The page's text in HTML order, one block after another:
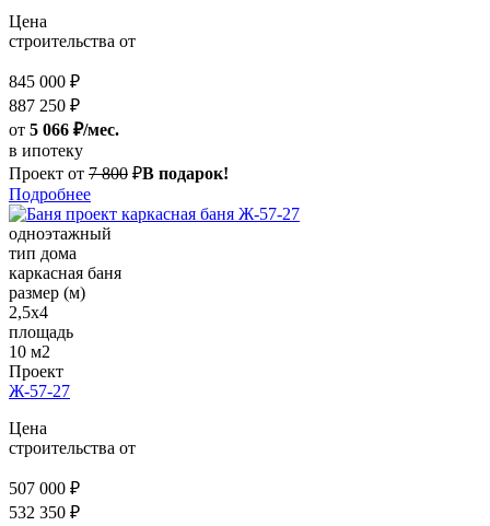
Цена
строительства от
845 000 ₽
887 250 ₽
от 5 066 ₽/мес.
в ипотеку
Проект от 7 800 ₽В подарок!
Подробнее
одноэтажный
тип дома
каркасная баня
размер (м)
2,5x4
площадь
10 м2
Проект
Ж-57-27
Цена
строительства от
507 000 ₽
532 350 ₽